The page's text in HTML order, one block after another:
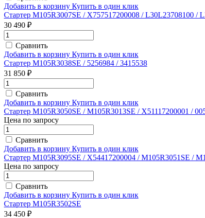
Добавить в корзину Купить в один клик
Стартер M105R3007SE / X757517200008 / L30L23708100 /
30 490 ₽
Сравнить
Добавить в корзину Купить в один клик
Стартер M105R3038SE / 5256984 / 3415538
31 850 ₽
Сравнить
Добавить в корзину Купить в один клик
Стартер M105R3050SE / M105R3013SE / X51117200001 /
Цена по запросу
Сравнить
Добавить в корзину Купить в один клик
Стартер M105R3095SE / X54417200004 / M105R3051SE /
Цена по запросу
Сравнить
Добавить в корзину Купить в один клик
Стартер M105R3502SE
34 450 ₽